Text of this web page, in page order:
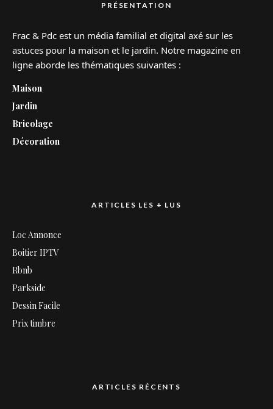
PRÉSENTATION
Frac & Pdc est un média familial et digital axé sur les
astuces pour la maison et le jardin. Notre magazine en
ligne aborde les thématiques suivantes :
Maison
Jardin
Bricolage
Décoration
ARTICLES LES + LUS
Loc Annonce
Boitier IPTV
Rbnb
Parkside
Dessin Facile
Prix timbre
ARTICLES RÉCENTS